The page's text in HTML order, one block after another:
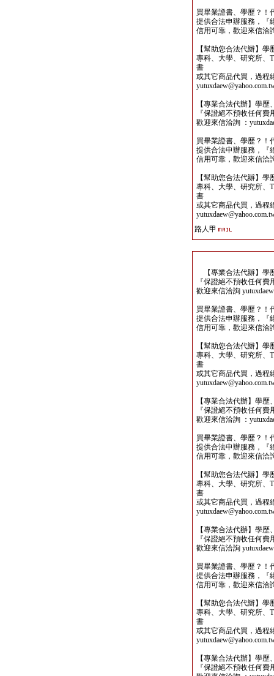
買畢業證書、學歷？！
提供合法申辦服務，『
信用可靠，歡迎來信洽
【幫助您合法代辦】
專科、大學、研究所、
書
或其它商品代買，過程
【專業合法代辦】學
『保證絕不預收任何
歡迎來信洽詢 ：
買畢業證書、學歷？！
提供合法申辦服務，『
信用可靠，歡迎來信洽
【幫助您合法代辦】
專科、大學、研究所、
書
或其它商品代買，過程
路人甲
【專業合法代辦】學
『保證絕不預收任何
歡迎來信洽詢
買畢業證書、學歷？！
提供合法申辦服務，『
信用可靠，歡迎來信洽
【幫助您合法代辦】
專科、大學、研究所、
書
或其它商品代買，過程
【專業合法代辦】學
『保證絕不預收任何
歡迎來信洽詢 ：
買畢業證書、學歷？！
提供合法申辦服務，『
信用可靠，歡迎來信洽
【幫助您合法代辦】
專科、大學、研究所、
書
或其它商品代買，過程
【專業合法代辦】學
『保證絕不預收任何
歡迎來信洽詢
買畢業證書、學歷？！
提供合法申辦服務，『
信用可靠，歡迎來信洽
【幫助您合法代辦】
專科、大學、研究所、
書
或其它商品代買，過程
【專業合法代辦】學
『保證絕不預收任何